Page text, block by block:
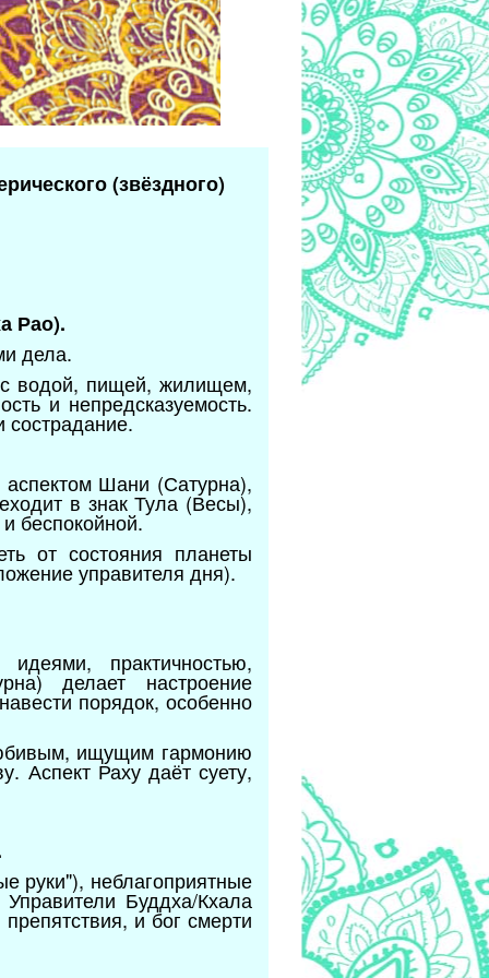
(звёздного)
Рао).
дела.
водой, пищей, жилищем,
и непредсказуемость.
сострадание.
Шани (Сатурна),
в знак Тула (Весы),
беспокойной.
от состояния планеты
управителя дня).
практичностью,
делает настроение
порядок, особенно
ищущим гармонию
Аспект Раху даёт суету,
руки"), неблагоприятные
Буддха/Кхала
и бог смерти